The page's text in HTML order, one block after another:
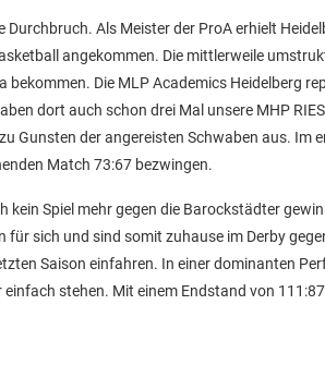
Als Meister der ProA erhielt
angekommen. Die mittlerweile
bekommen. Die MLP Academics Heidelberg
dort auch schon drei Mal unsere MHP
Gunsten der angereisten Schwaben aus.
Match 73:67 bezwingen.
kein Spiel mehr gegen die Barockstädter
für sich und sind somit zuhause im Derby
Saison einfahren. In einer dominanten
stehen. Mit einem Endstand von